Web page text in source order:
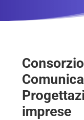
imprese